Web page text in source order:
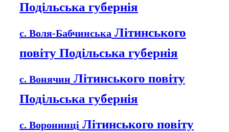
Подільська губернія
с. Воля-Бабчинська Літинського
повіту Подільська губернія
с. Вонячин Літинського повіту
Подільська губернія
с. Воронинці Літинського повіту